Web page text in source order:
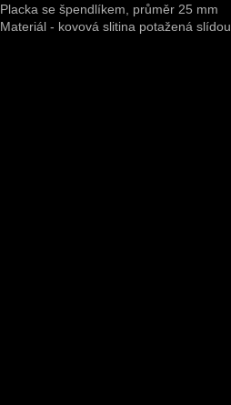
Placka se špendlíkem, průměr 25 mm
Materiál - kovová slitina potažená slídou